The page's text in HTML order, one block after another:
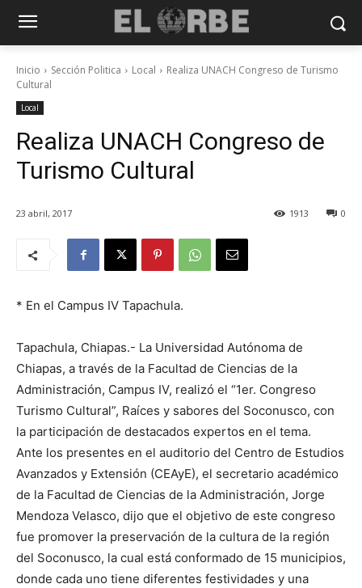
Inicio Sección Politica Local
Realiza UNACH Congreso de Turismo
Cultural
Local
Realiza UNACH Congreso de
Turismo Cultural
23 abril, 2017 0
1913
* En el Campus IV Tapachula.
Tapachula, Chiapas.- La Universidad Autónoma de
Chiapas, a través de la Facultad de Ciencias de la
Administración, Campus IV, realizó el “1er. Congreso
Turismo Cultural”, Raíces y sabores del Soconusco, con
la participación de destacados expertos en el tema.
Ante los presentes en el auditorio del Centro de Estudios
Avanzados y Extensión (CEAyE), el secretario académico
de la Facultad de Ciencias de la Administración, Jorge
Mendoza Velasco, dijo que el objetivo de este congreso
fue promover la preservación de la cultura de la región
del Soconusco, la cual está conformado de 15 municipios,
donde cada uno tiene diferentes festividades y una